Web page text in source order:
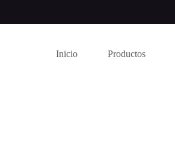
Inicio Productos